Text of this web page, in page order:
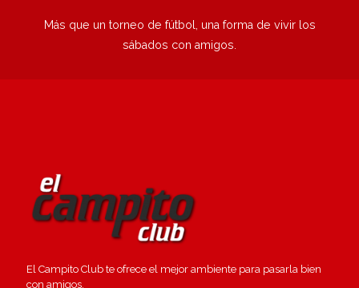
Más que un torneo de fútbol, una forma de vivir los
sábados con amigos.
El Campito Club te ofrece el mejor ambiente para pasarla bien
con amigos.